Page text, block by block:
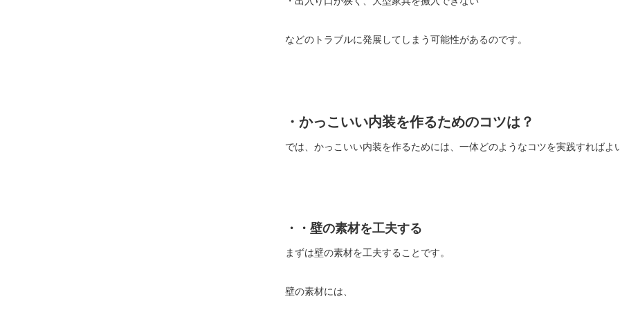
などのトラブルに発展してしまう可能性があるのです。
・かっこいい内装を作るためのコツは？
では、かっこいい内装を作るためには、一体どのようなコツを実践すればよ
・・壁の素材を工夫する
まずは壁の素材を工夫することです。
壁の素材には、